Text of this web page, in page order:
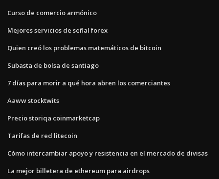
Curso de comercio armónico
Mejores servicios de señal forex
Quien creó los problemas matemáticos de bitcoin
Subasta de bolsa de santiago
7 días para morir a qué hora abren los comerciantes
Aaww stocktwits
Precio storiqa coinmarketcap
Tarifas de red litecoin
Cómo intercambiar apoyo y resistencia en el mercado de divisas
La mejor billetera de ethereum para airdrops